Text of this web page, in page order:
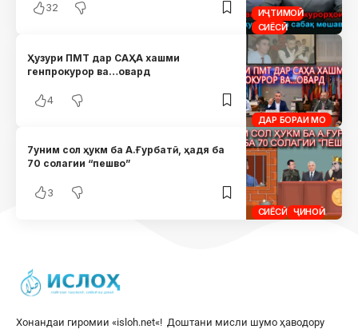
ИҶТИМОӢ
СИЁСӢ
32
ДАР БОРАИ МО
Ҳузури ПМТ дар САҲА хашми
генпрокурор ва…овард
4
СИЁСӢ ҶИНОӢ
7уним сол ҳукм ба А.Ғурбатӣ, ҳадя ба
70 солагии “пешво”
3
Хонандаи гиромии «isloh.net«! Доштани мисли шумо ҳаводору